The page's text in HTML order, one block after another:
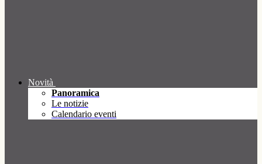
Novità
Panoramica
Le notizie
Calendario eventi